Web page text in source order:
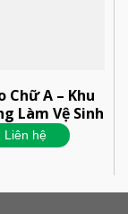
Chữ A – Khu
Làm Vệ Sinh
Liên hệ